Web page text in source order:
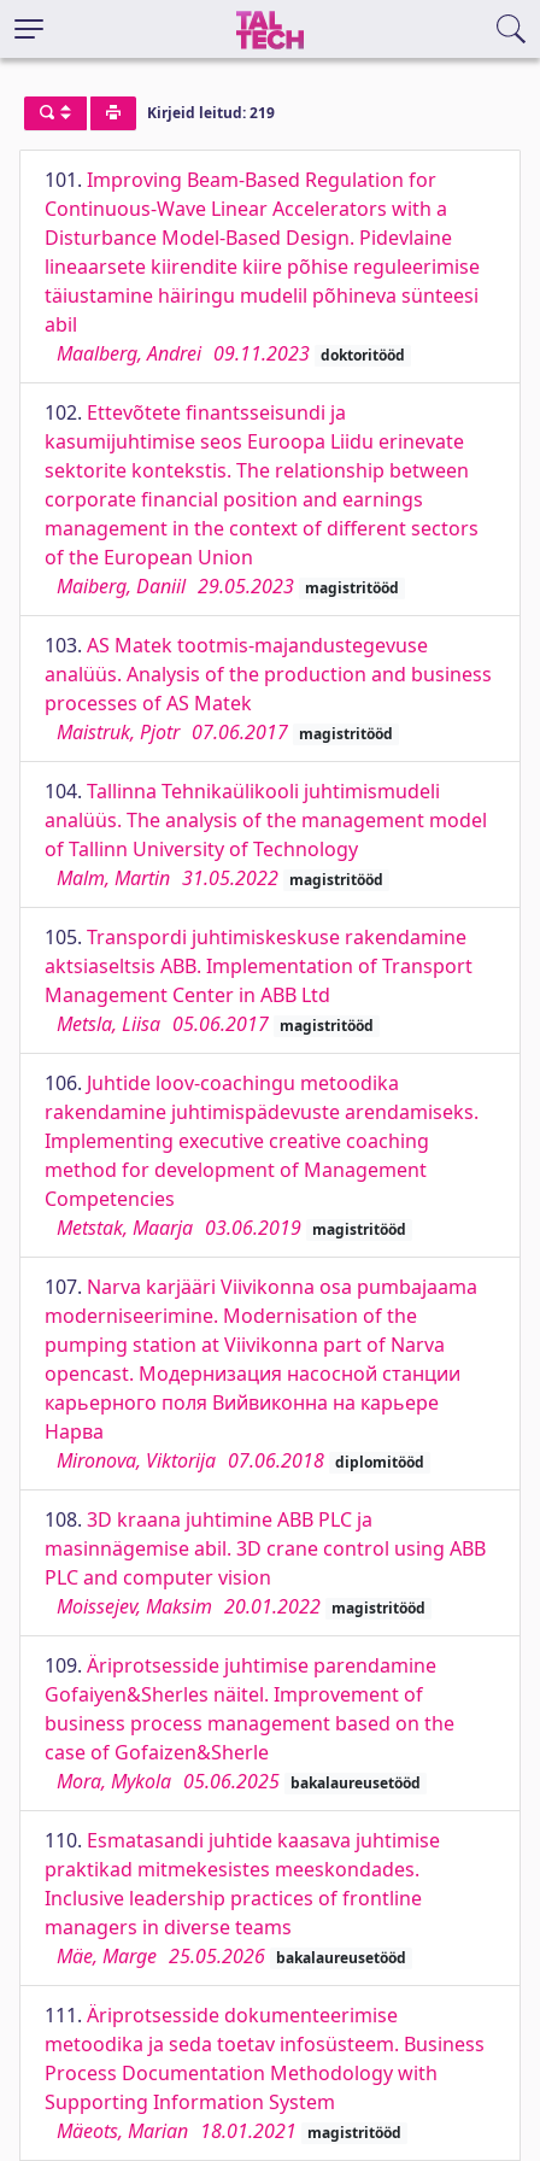
Kirjeid leitud: 219
101. Improving Beam-Based Regulation for
Continuous-Wave Linear Accelerators with a
Disturbance Model-Based Design. Pidevlaine
lineaarsete kiirendite kiire põhise reguleerimise
täiustamine häiringu mudelil põhineva sünteesi
abil
Maalberg, Andrei 09.11.2023 doktoritööd
102. Ettevõtete finantsseisundi ja
kasumijuhtimise seos Euroopa Liidu erinevate
sektorite kontekstis. The relationship between
corporate financial position and earnings
management in the context of different sectors
of the European Union
Maiberg, Daniil 29.05.2023 magistritööd
103. AS Matek tootmis-majandustegevuse
analüüs. Analysis of the production and business
processes of AS Matek
Maistruk, Pjotr 07.06.2017 magistritööd
104. Tallinna Tehnikaülikooli juhtimismudeli
analüüs. The analysis of the management model
of Tallinn University of Technology
Malm, Martin 31.05.2022 magistritööd
105. Transpordi juhtimiskeskuse rakendamine
aktsiaseltsis ABB. Implementation of Transport
Management Center in ABB Ltd
Metsla, Liisa 05.06.2017 magistritööd
106. Juhtide loov-coachingu metoodika
rakendamine juhtimispädevuste arendamiseks.
Implementing executive creative coaching
method for development of Management
Competencies
Metstak, Maarja 03.06.2019 magistritööd
107. Narva karjääri Viivikonna osa pumbajaama
moderniseerimine. Modernisation of the
pumping station at Viivikonna part of Narva
opencast. Модернизация насосной станции
карьерного поля Вийвиконна на карьере
Нарва
Mironova, Viktorija 07.06.2018 diplomitööd
108. 3D kraana juhtimine ABB PLC ja
masinnägemise abil. 3D crane control using ABB
PLC and computer vision
Moissejev, Maksim 20.01.2022 magistritööd
109. Äriprotsesside juhtimise parendamine
Gofaiyen&Sherles näitel. Improvement of
business process management based on the
case of Gofaizen&Sherle
Mora, Mykola 05.06.2025 bakalaureusetööd
110. Esmatasandi juhtide kaasava juhtimise
praktikad mitmekesistes meeskondades.
Inclusive leadership practices of frontline
managers in diverse teams
Mäe, Marge 25.05.2026 bakalaureusetööd
111. Äriprotsesside dokumenteerimise
metoodika ja seda toetav infosüsteem. Business
Process Documentation Methodology with
Supporting Information System
Mäeots, Marian 18.01.2021 magistritööd